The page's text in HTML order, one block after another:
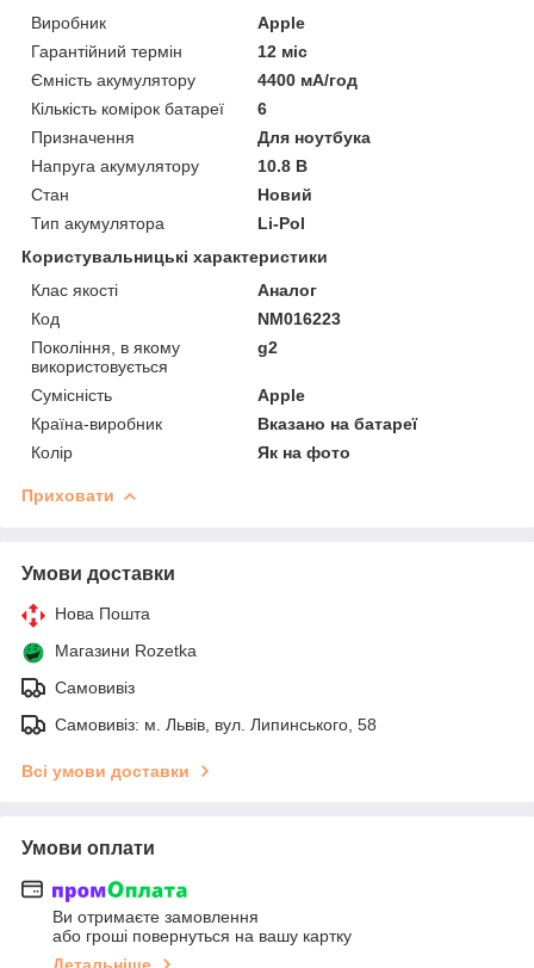
Виробник
Apple
Гарантійний термін
12 міс
Ємність акумулятору
4400 мА/год
Кількість комірок батареї
6
Призначення
Для ноутбука
Напруга акумулятору
10.8 В
Стан
Новий
Тип акумулятора
Li-Pol
Користувальницькі характеристики
Клас якості
Аналог
Код
NM016223
Покоління, в якому
використовується
g2
Сумісність
Apple
Країна-виробник
Вказано на батареї
Колір
Як на фото
Приховати
Умови доставки
Нова Пошта
Магазини Rozetka
Самовивіз
Самовивіз: м. Львів, вул. Липинського, 58
Всі умови доставки
Умови оплати
Ви отримаєте замовлення
або гроші повернуться на вашу картку